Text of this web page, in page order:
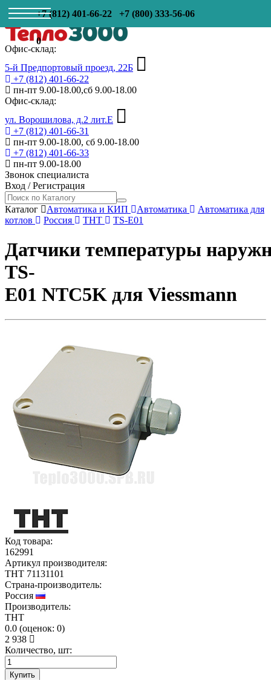
+7 (812) 401-66-22 +7 (800) 333-56-06
0
Офис-склад:
5-й Предпортовый проезд, 22Б
+7 (812) 401-66-22
пн-пт 9.00-18.00,сб 9.00-18.00
Офис-склад:
ул. Ворошилова, д.2 лит.Е
+7 (812) 401-66-31
пн-пт 9.00-18.00, сб 9.00-18.00
+7 (812) 401-66-33
пн-пт 9.00-18.00
Звонок специалиста
Вход /Регистрация
Каталог Автоматика и КИП Автоматика
Автоматика для
котлов
Россия THT TS-E01
Датчики температуры
TS-
E01 NTC5K для Viessmann
Код товара:
162991
Артикул производителя:
THT 71131101
Страна-производитель:
Россия
Производитель:
THT
0.0 (оценок: 0)
2 938
Количество, шт:
Купить